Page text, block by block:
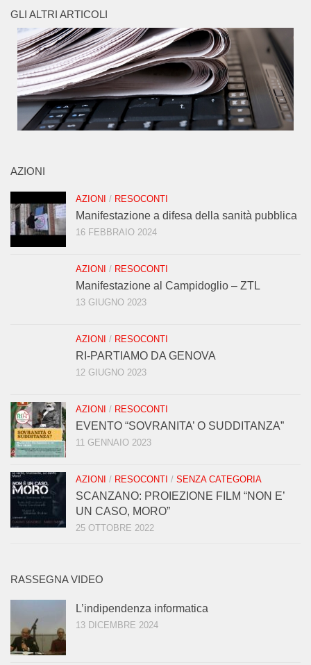
GLI ALTRI ARTICOLI
AZIONI
AZIONI / RESOCONTI
Manifestazione a difesa della sanità pubblica
16 FEBBRAIO 2024
AZIONI / RESOCONTI
Manifestazione al Campidoglio – ZTL
13 GIUGNO 2023
AZIONI / RESOCONTI
RI-PARTIAMO DA GENOVA
12 GIUGNO 2023
AZIONI / RESOCONTI
EVENTO “SOVRANITA’ O SUDDITANZA”
11 GENNAIO 2023
AZIONI / RESOCONTI / SENZA CATEGORIA
SCANZANO: PROIEZIONE FILM “NON E’
UN CASO, MORO”
25 OTTOBRE 2022
RASSEGNA VIDEO
L’indipendenza informatica
13 DICEMBRE 2024